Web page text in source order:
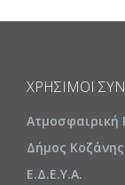
ΧΡΉΣΙΜΟΙ
Ατμοσφαιρική
Δήμος Κοζάνης
Ε.Δ.Ε.Υ.Α.